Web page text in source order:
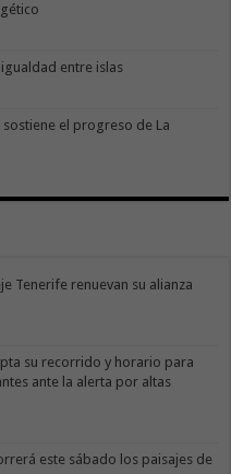
entre islas
el progreso de La
Tenerife renuevan su alianza
su recorrido y horario para
ante la alerta por altas
este sábado los paisajes de